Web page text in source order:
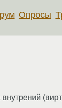
Опросы
внутрений